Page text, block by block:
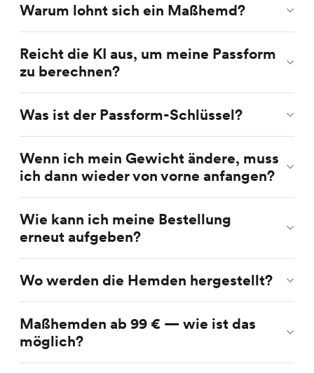
Warum lohnt sich ein Maßhemd?
Reicht die KI aus, um meine Passform
zu berechnen?
Was ist der Passform-Schlüssel?
Wenn ich mein Gewicht ändere, muss
ich dann wieder von vorne anfangen?
Wie kann ich meine Bestellung
erneut aufgeben?
Wo werden die Hemden hergestellt?
Maßhemden ab 99 € — wie ist das
möglich?